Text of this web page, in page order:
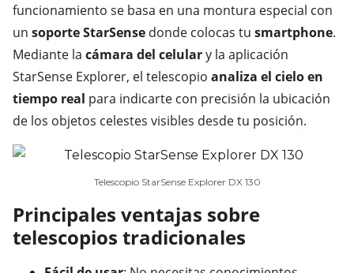
funcionamiento se basa en una montura especial con
un soporte StarSense donde colocas tu smartphone.
Mediante la cámara del celulary la aplicación
StarSense Explorer, el telescopio analiza el cielo en
tiempo real para indicarte con precisión la ubicación
de los objetos celestes visibles desde tu posición.
Telescopio StarSense Explorer DX 130
Principales ventajas sobre
telescopios tradicionales